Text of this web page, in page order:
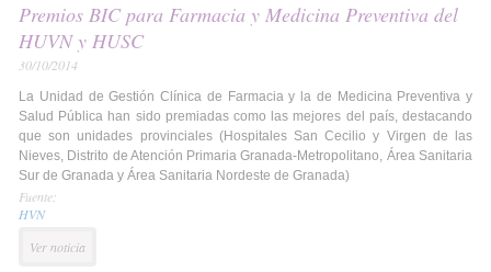
Premios BIC para Farmacia y Medicina Preventiva del
HUVN y HUSC
30/10/2014
La Unidad de Gestión Clínica de Farmacia y la de Medicina Preventiva y
Salud Pública han sido premiadas como las mejores del país, destacando
que son unidades provinciales (Hospitales San Cecilio y Virgen de las
Nieves, Distrito de Atención Primaria Granada-Metropolitano, Área Sanitaria
Sur de Granada y Área Sanitaria Nordeste de Granada)
Fuente:
HVN
Ver noticia